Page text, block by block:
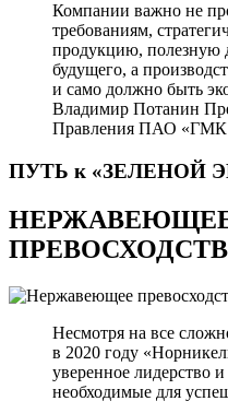
Компании важно не
требованиям,
продукцию, полезную
будущего, а
и само должно быть
Владимир Потанин
Правления ПАО «ГМК
ПУТЬ к «ЗЕЛЕНОЙ
Несмотря на все
в 2020 году
уверенное лидерство
необходимые для